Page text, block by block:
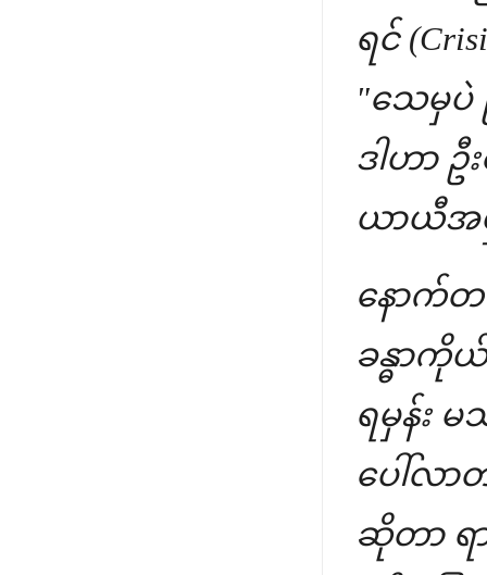
ရင်
"သေမှပဲ
ဒါဟာ ဦ
ယာယီအမှ
နောက်တ
ခန္ဓာ
ရမှန်း
ပေါ်လာ
ဆိုတာ ရ